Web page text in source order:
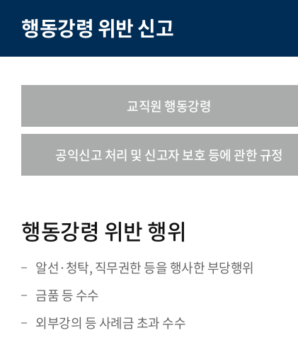
행동강령 위반 신고
교직원 행동강령
공익신고 처리 및 신고자 보호 등에 관한 규정
행동강령 위반 행위
알선·청탁, 직무권한 등을 행사한 부당행위
금품 등 수수
외부강의 등 사례금 초과 수수